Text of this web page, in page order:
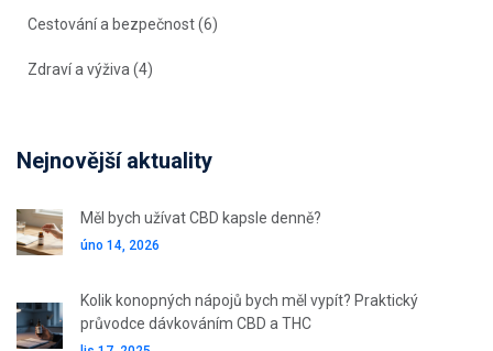
Cestování a bezpečnost(6)
Zdraví a výživa(4)
Nejnovější aktuality
Měl bych užívat CBD kapsle denně?
úno 14, 2026
Kolik konopných nápojů bych měl vypít? Praktický
průvodce dávkováním CBD a THC